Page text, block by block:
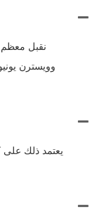
نقبل معظم